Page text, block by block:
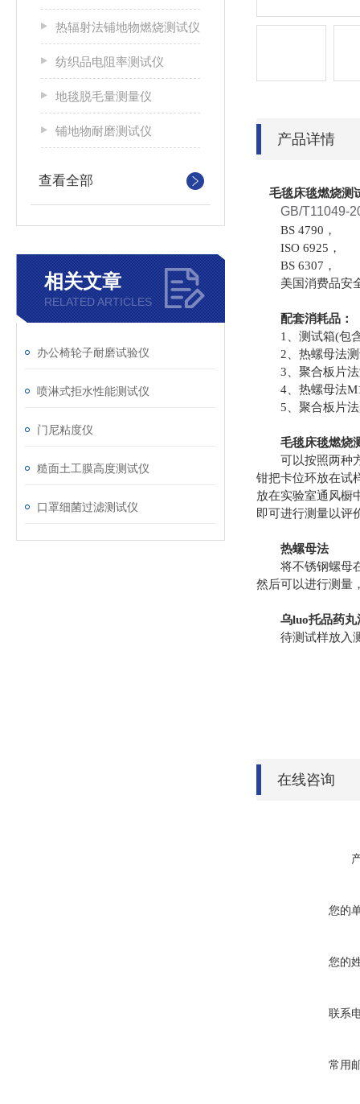
热辐射法铺地物燃烧测试仪
纺织品电阻率测试仪
地毯脱毛量测量仪
铺地物耐磨测试仪
查看全部
相关文章
RELATED ARTICLES
办公椅轮子耐磨试验仪
喷淋式拒水性能测试仪
门尼粘度仪
糙面土工膜高度测试仪
口罩细菌过滤测试仪
产品详情
毛毯床毯燃烧测
GB/T11049-
BS 4790，
ISO 6925，
BS 6307，
美国消费品安
配套消耗品：
1、测试箱(包
2、热螺母法测
3、聚合板片法
4、热螺母法
5、聚合板片法
毛毯床毯燃烧
可以按照两种方
钳把卡位环放在试
放在实验室通风橱
即可进行测量以评
热螺母法
将不锈钢螺母在
然后可以进行测量
乌luo托品药丸
待测试样放入测
在线咨询
您的
您的
联系
常用